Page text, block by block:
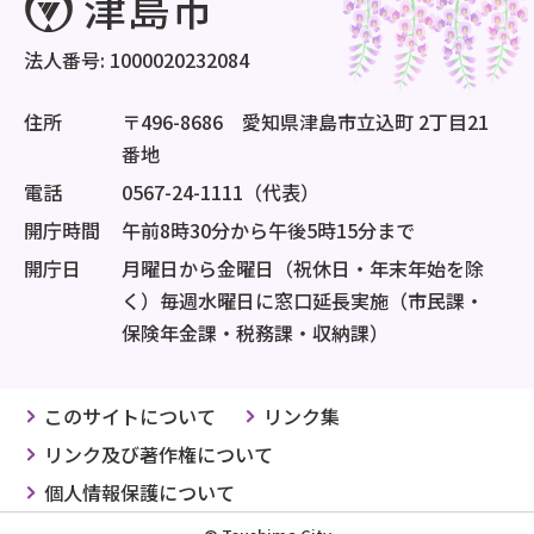
法人番号: 1000020232084
住所
〒496-8686 愛知県津島市立込町 2丁目21
番地
電話
0567-24-1111（代表）
開庁時間
午前8時30分から午後5時15分まで
開庁日
月曜日から金曜日（祝休日・年末年始を除
く）毎週水曜日に窓口延長実施（市民課・
保険年金課・税務課・収納課）
このサイトについて
リンク集
リンク及び著作権について
個人情報保護について